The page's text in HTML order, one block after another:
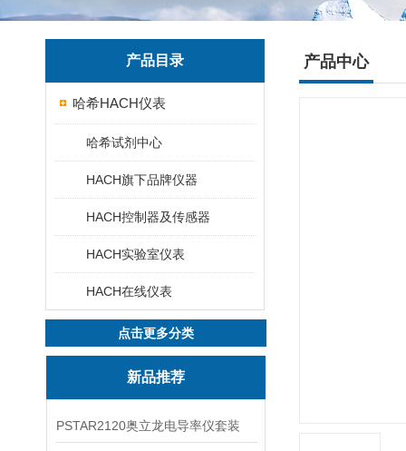
产品目录
哈希HACH仪表
哈希试剂中心
HACH旗下品牌仪器
HACH控制器及传感器
HACH实验室仪表
HACH在线仪表
点击更多分类
新品推荐
PSTAR2120奥立龙电导率仪套装
产品中心